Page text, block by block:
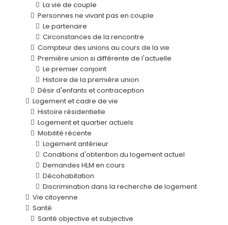
La vie de couple
Personnes ne vivant pas en couple
Le partenaire
Circonstances de la rencontre
Compteur des unions au cours de la vie
Première union si différente de l'actuelle
Le premier conjoint
Histoire de la première union
Désir d'enfants et contraception
Logement et cadre de vie
Histoire résidentielle
Logement et quartier actuels
Mobilité récente
Logement antérieur
Conditions d'obtention du logement actuel
Demandes HLM en cours
Décohabitation
Discrimination dans la recherche de logement
Vie citoyenne
Santé
Santé objective et subjective